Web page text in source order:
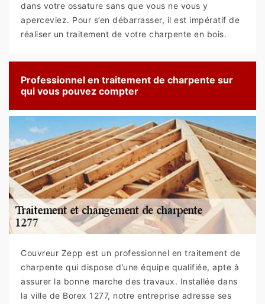
dans votre ossature sans que vous ne vous y
aperceviez. Pour s’en débarrasser, il est impératif de
réaliser un traitement de votre charpente en bois.
Professionnel en traitement de charpente sur
qui vous pouvez compter
Couvreur Zepp est un professionnel en traitement de
charpente qui dispose d’une équipe qualifiée, apte à
assurer la bonne marche des travaux. Installée dans
la ville de Borex 1277, notre entreprise adresse ses